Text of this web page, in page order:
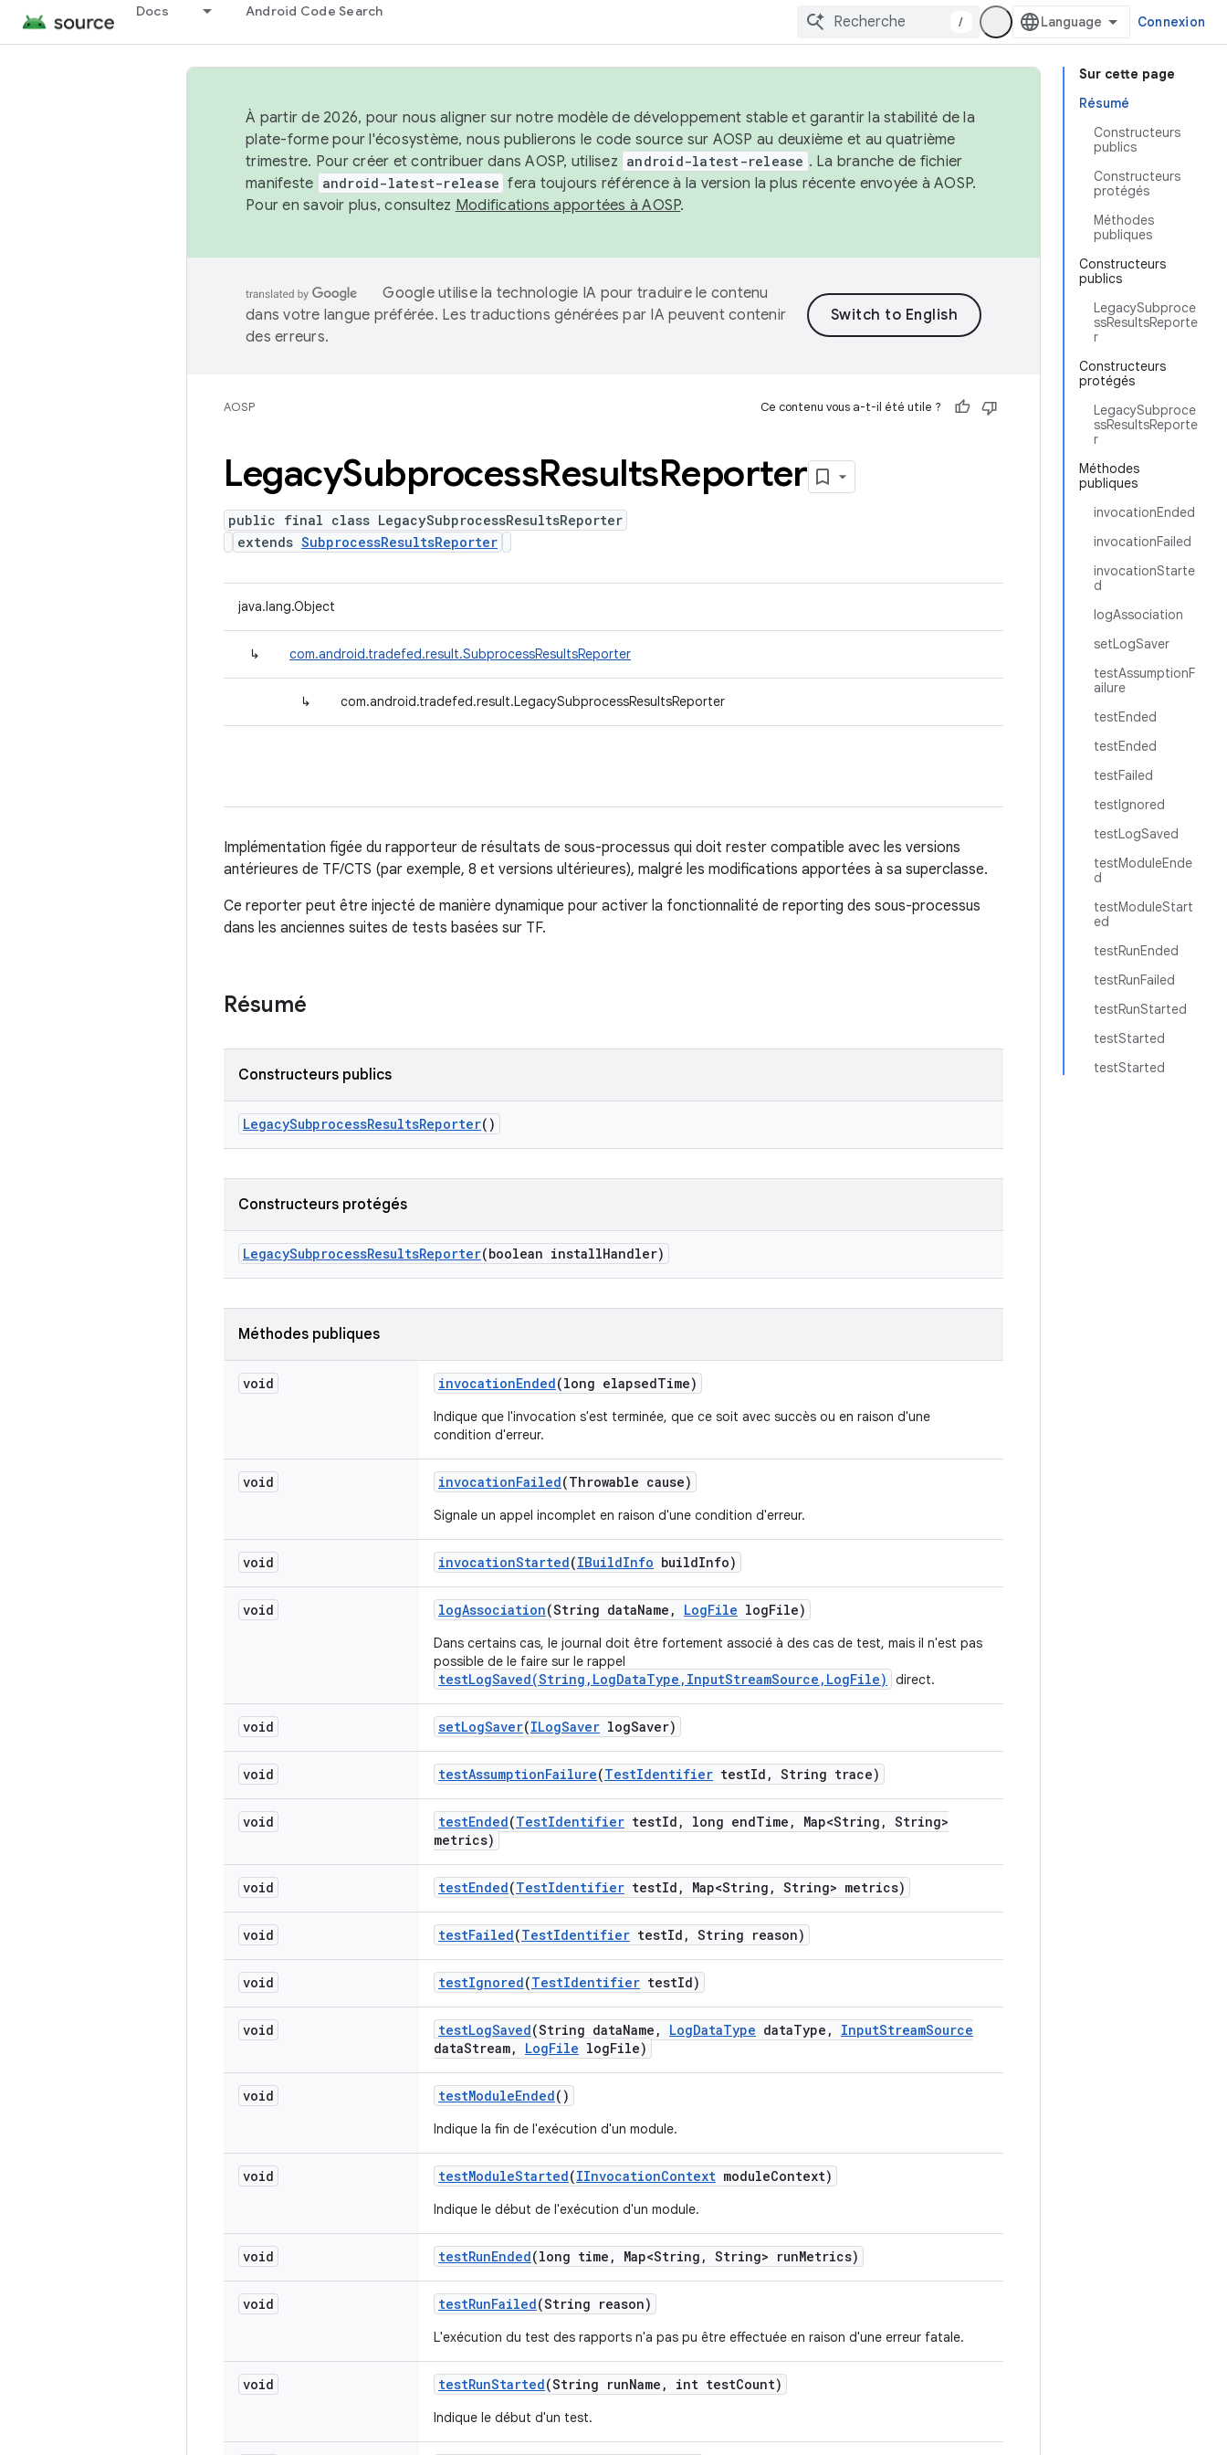
Docs Android Code Search
/ Connexion
Sur cette page
Résumé
Constructeurs
publics
Constructeurs
protégés
Méthodes
publiques
Constructeurs
publics
LegacySubproce
ssResultsReporte
r
Constructeurs
protégés
LegacySubproce
ssResultsReporte
r
Méthodes
publiques
invocationEnded
invocationFailed
invocationStarte
d
logAssociation
setLogSaver
testAssumptionF
ailure
testEnded
testEnded
testFailed
testIgnored
testLogSaved
testModuleEnde
d
testModuleStart
ed
testRunEnded
testRunFailed
testRunStarted
testStarted
testStarted
À partir de 2026, pour nous aligner sur notre modèle de développement stable et garantir la stabilité de la
plate-forme pour l'écosystème, nous publierons le code source sur AOSP au deuxième et au quatrième
trimestre. Pour créer et contribuer dans AOSP, utilisez android-latest-release . La branche de fichier
manifeste android-latest-release fera toujours référence à la version la plus récente envoyée à AOSP.
Pour en savoir plus, consultez Modifications apportées à AOSP.
Google utilise la technologie IA pour traduire le contenu
dans votre langue préférée. Les traductions générées par IA peuvent contenir
des erreurs.
AOSP Ce contenu vous a-t-il été utile ?
LegacySubprocessResultsReporter
public final class LegacySubprocessResultsReporter
extends SubprocessResultsReporter
java.lang.Object
↳ com.android.tradefed.result.SubprocessResultsReporter
↳ com.android.tradefed.result.LegacySubprocessResultsReporter
Implémentation figée du rapporteur de résultats de sous-processus qui doit rester compatible avec les versions
antérieures de TF/CTS (par exemple, 8 et versions ultérieures), malgré les modifications apportées à sa superclasse.
Ce reporter peut être injecté de manière dynamique pour activer la fonctionnalité de reporting des sous-processus
dans les anciennes suites de tests basées sur TF.
Résumé
Constructeurs publics
LegacySubprocessResultsReporter()
Constructeurs protégés
LegacySubprocessResultsReporter(boolean installHandler)
Méthodes publiques
void invocationEnded(long elapsedTime)
Indique que l'invocation s'est terminée, que ce soit avec succès ou en raison d'une
condition d'erreur.
void invocationFailed(Throwable cause)
Signale un appel incomplet en raison d'une condition d'erreur.
void invocationStarted(IBuildInfo buildInfo)
void logAssociation(String dataName , LogFile logFile)
Dans certains cas, le journal doit être fortement associé à des cas de test, mais il n'est pas
possible de le faire sur le rappel
testLogSaved(String,LogDataType,InputStreamSource,LogFile) direct.
void setLogSaver(ILogSaver logSaver)
void testAssumptionFailure(TestIdentifier testId , String trace)
void testEnded(TestIdentifier testId , long endTime , Map<String , String>
metrics)
void testEnded(TestIdentifier testId , Map<String , String> metrics)
void testFailed(TestIdentifier testId , String reason)
void testIgnored(TestIdentifier testId)
void testLogSaved(String dataName , LogDataType dataType , InputStreamSource
dataStream, LogFile logFile)
void testModuleEnded()
Indique la fin de l'exécution d'un module.
void testModuleStarted(IInvocationContext moduleContext)
Indique le début de l'exécution d'un module.
void testRunEnded(long time , Map<String , String> runMetrics)
void testRunFailed(String reason)
L'exécution du test des rapports n'a pas pu être effectuée en raison d'une erreur fatale.
void testRunStarted(String runName , int testCount)
Indique le début d'un test.